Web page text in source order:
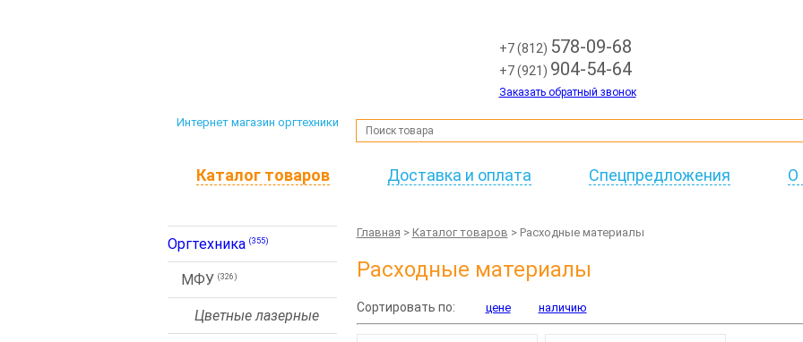
Интернет магазин оргтехники
+7 (812) 578-09-68
+7 (921) 904-54-64
Заказать обратный звонок
Каталог товаров Доставка и оплата Спецпредложения О
Оргтехника (355)
МФУ (326)
Цветные лазерные
Главная > Каталог товаров > Расходные материалы
Расходные материалы
Сортировать по: цене наличию